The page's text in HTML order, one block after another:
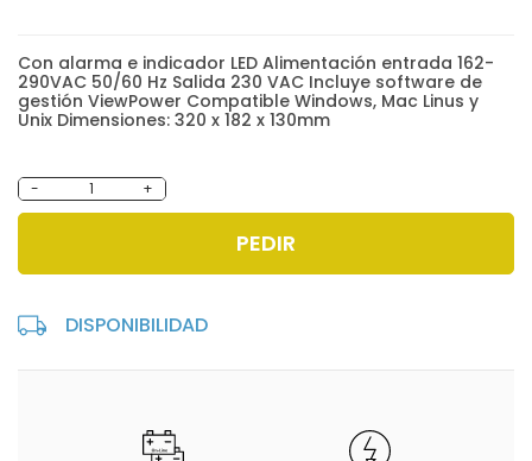
Con alarma e indicador LED Alimentación entrada 162-
290VAC 50/60 Hz Salida 230 VAC Incluye software de
gestión ViewPower Compatible Windows, Mac Linus y
Unix Dimensiones: 320 x 182 x 130mm
- +
PEDIR
DISPONIBILIDAD